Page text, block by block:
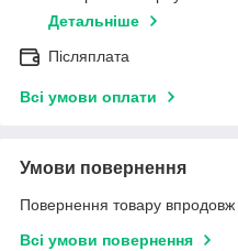
Детальніше
Післяплата
Всі умови оплати
Умови повернення
Повернення товару впродовж
Всі умови повернення